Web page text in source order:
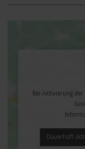
Bei Aktivierung
Dauerhaft